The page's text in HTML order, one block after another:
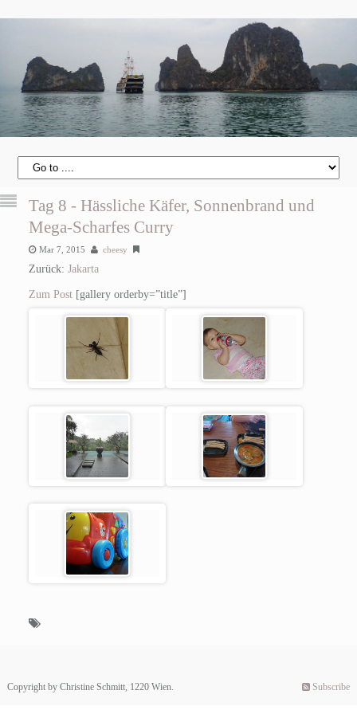
Tag 8 - Hässliche Käfer, Sonnenbrand und
Mega-Scharfes Curry
Mar 7, 2015 cheesy
Zurück: Jakarta
Zum Post[gallery orderby=”title”]
Copyright by Christine Schmitt, 1220 Wien. Subscribe